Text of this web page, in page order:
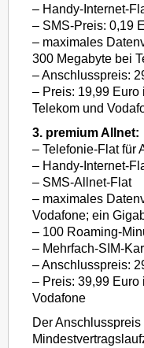
– Handy-Internet-
– SMS-Preis: 0,19
– maximales
300 Megabyte bei
– Anschlusspreis:
– Preis: 19,99 Euro
Telekom und
3. premium Allnet:
– Telefonie-Flat für
– Handy-Internet-
– SMS-Allnet-Flat
– maximales
Vodafone; ein
– 100 Roaming-
– Mehrfach-SIM-
– Anschlusspreis:
– Preis: 39,99 Euro
Vodafone
Der